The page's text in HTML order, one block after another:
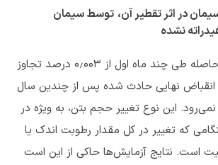
در اثر تقطیر آن، توسط سیمان
نشده
عموماً انبساط اولیه حاصله طی چند ماه اول از ۰٫۰۰۳ درصد تجاوز
انقباض نهایی حادث شده پس از چندین سال
فراتر نمی‌رود. این نوع تغییر حجم بتن، به ویژه در
‌که تغییر در کل مقدار رطوبت اندک یا
است. نتایج آزمایش‌ها حاکی از این است